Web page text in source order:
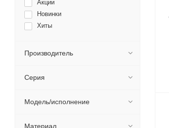
Акции
Новинки
Хиты
Производитель
Серия
Модель/исполнение
Материал